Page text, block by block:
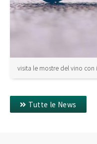
visita le mostre del vino con
Tutte le News